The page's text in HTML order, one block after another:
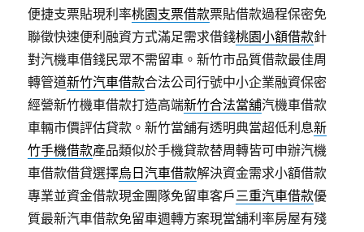
便捷支票貼現利率桃園支票借款票貼借款過程保密免
聯徵快速便利融資方式滿足需求借錢桃園小額借款針
對汽機車借錢民眾不需留車。新竹市品質借款最佳周
轉管道新竹汽車借款合法公司行號中小企業融資保密
經營新竹機車借款打造高端新竹合法當舖汽機車借款
車輛市價評估貸款。新竹當舖有透明典當超低利息新
竹手機借款產品類似於手機貸款替周轉皆可申辦汽機
車借款借貸選擇烏日汽車借款解決資金需求小額借款
專業並資金借款現金團隊免留車客戶三重汽車借款優
質最新汽車借款免留車週轉方案現當舖利率房屋有殘